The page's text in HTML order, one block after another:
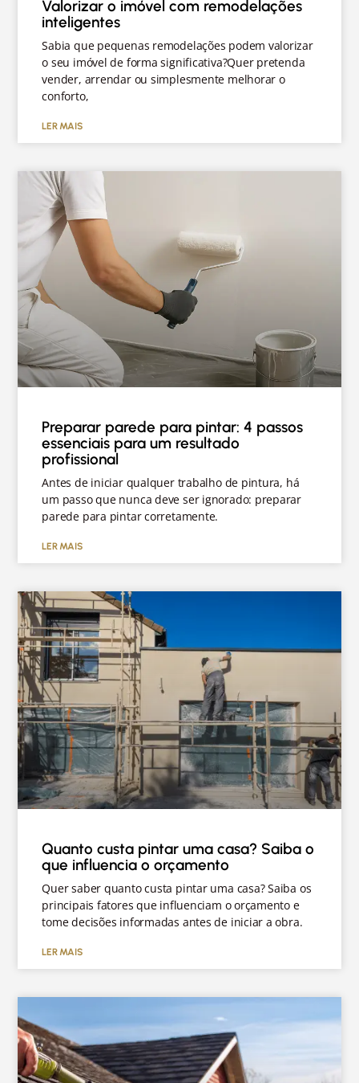
Valorizar o imóvel com remodelações
inteligentes
Sabia que pequenas remodelações podem valorizar
o seu imóvel de forma significativa?Quer pretenda
vender, arrendar ou simplesmente melhorar o
conforto,
LER MAIS
Preparar parede para pintar: 4 passos
essenciais para um resultado
profissional
Antes de iniciar qualquer trabalho de pintura, há
um passo que nunca deve ser ignorado: preparar
parede para pintar corretamente.
LER MAIS
Quanto custa pintar uma casa? Saiba o
que influencia o orçamento
Quer saber quanto custa pintar uma casa? Saiba os
principais fatores que influenciam o orçamento e
tome decisões informadas antes de iniciar a obra.
LER MAIS